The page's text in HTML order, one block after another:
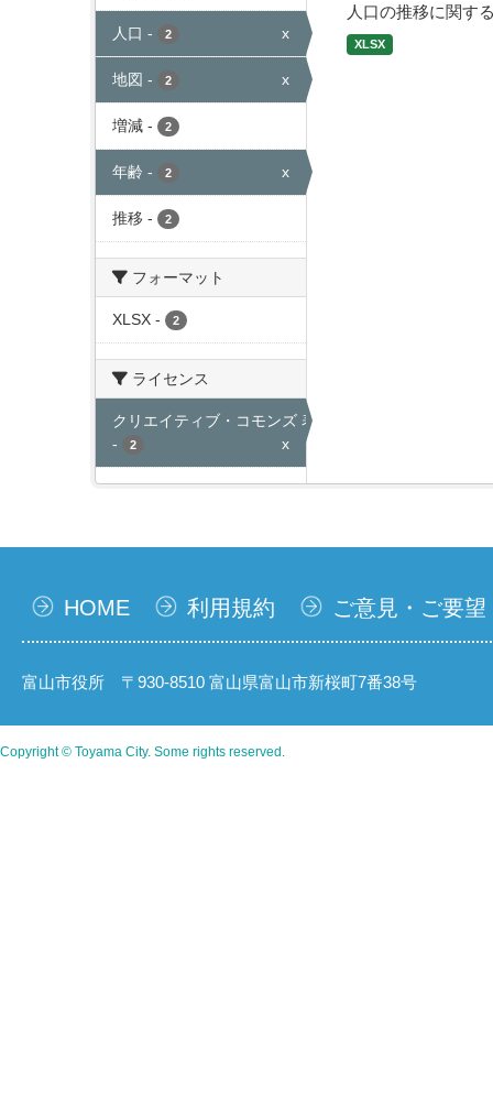
人口 - 2 x
地図 - 2 x
増減 - 2
年齢 - 2 x
推移 - 2
フォーマット
XLSX - 2
ライセンス
クリエイティブ・コモンズ 表示
-
2 x
人口の推移に関す
XLSX
HOME 利用規約 ご意見・ご要望
富山市役所 〒930-8510 富山県富山市新桜町7番38号
Copyright © Toyama City. Some rights reserved.